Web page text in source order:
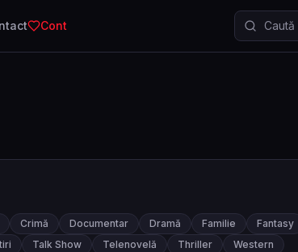
Cont Caută
Crimă Documentar Dramă Familie Fantasy
Talk Show Telenovelă Thriller Western